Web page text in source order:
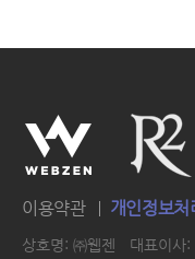
이용약관 개인정보처
상호명: ㈜웹젠 대표이사: